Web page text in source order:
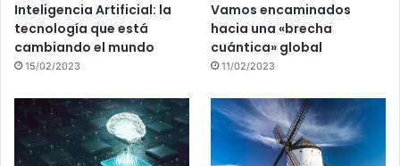
Inteligencia Artificial: la
tecnología que está
cambiando el mundo
15/02/2023
Vamos encaminados
hacia una «brecha
cuántica» global
11/02/2023